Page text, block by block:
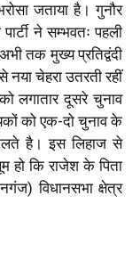
जताया है। गुनौर
ने सम्भवतः पहली
तक मुख्य प्रतिद्वंदी
नया चेहरा उतरती रहीं
को लगातार दूसरे चुनाव
को एक-दो चुनाव के
है। इस लिहाज से
हो कि राजेश के पिता
विधानसभा क्षेत्र